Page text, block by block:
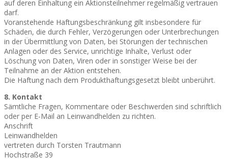
auf deren Einhaltung ein Aktionsteilnehmer regelmäßig vertrauen
darf.
Voranstehende Haftungsbeschränkung gilt insbesondere für
Schäden, die durch Fehler, Verzögerungen oder Unterbrechungen
in der Übermittlung von Daten, bei Störungen der technischen
Anlagen oder des Service, unrichtige Inhalte, Verlust oder
Löschung von Daten, Viren oder in sonstiger Weise bei der
Teilnahme an der Aktion entstehen.
Die Haftung nach dem Produkthaftungsgesetzt bleibt unberührt.
8. Kontakt
Sämtliche Fragen, Kommentare oder Beschwerden sind schriftlich
oder per E-Mail an Leinwandhelden zu richten.
Anschrift
Leinwandhelden
vertreten durch Torsten Trautmann
Hochstraße 39